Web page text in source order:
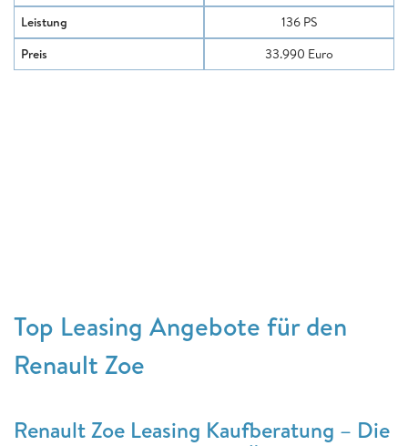
Leistung
136 PS
Preis
33.990 Euro
Top Leasing Angebote für den
Renault Zoe
Renault Zoe Leasing Kaufberatung – Die